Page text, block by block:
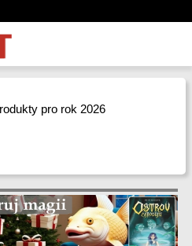
pro rok 2026